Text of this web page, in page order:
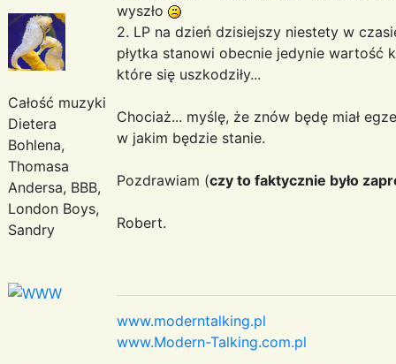
Całość muzyki
Dietera
Bohlena,
Thomasa
Andersa, BBB,
London Boys,
Sandry
wyszło
2. LP na dzień dzisiejszy niestety w
płytka stanowi obecnie jedynie wartość
które się uszkodziły...
Chociaż... myślę, że znów będę miał
w jakim będzie stanie.
Pozdrawiam (czy to faktycznie było
Robert.
www.moderntalking.pl
www.Modern-Talking.com.pl